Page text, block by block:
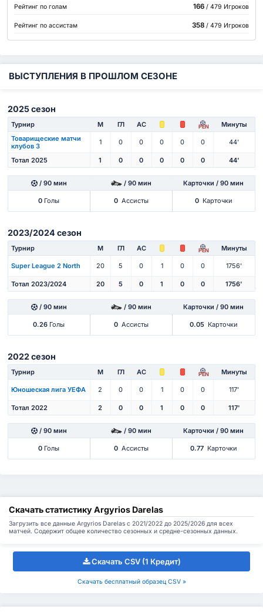
Рейтинг по голам
166/ 479 Игроков
Рейтинг по ассистам 358/ 479 Игроков
ВЫСТУПЛЕНИЯ В ПРОШЛОМ СЕЗОНЕ
2025 сезон
Турнир М ГЛ АС PEN
Минуты
Товарищеские матчи
клубов 3
1 0 0 0 0 0 44'
Тотал 2025 1 0 0 0 0 0 44'
/ 90 мин / 90 мин Карточки / 90 мин
0 Голы 0 Ассисты 0 Карточки
2023/2024 сезон
Турнир М ГЛ АС PEN Минуты
Super League 2 North 20 5 0 1 0 0 1756'
Тотал 2023/2024 20 5 0 1 0 0 1756'
/ 90 мин / 90 мин Карточки / 90 мин
0.26 Голы 0 Ассисты 0.05 Карточки
2022 сезон
Турнир М ГЛ АС PEN Минуты
Юношеская лига УЕФА 2 0 0 1 0 0 117'
Тотал 2022 2 0 0 1 0 0 117'
/ 90 мин / 90 мин Карточки / 90 мин
0 Голы 0 Ассисты 0.77 Карточки
Скачать статистику Argyrios Darelas
Загрузить все данные Argyrios Darelas с 2021/2022 до 2025/2026 для всех
матчей. Содержит общее количество сезонных и средне-сезонных данных.
Скачать CSV (1 Кредит)
Скачать бесплатный образец CSV »